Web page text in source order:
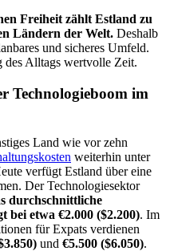
Freiheit zählt Estland zu
Ländern der Welt. Deshalb
und sicheres Umfeld.
des Alltags wertvolle Zeit.
Technologieboom im
Land wie vor zehn
weiterhin unter
verfügt Estland über eine
Der Technologiesektor
durchschnittliche
etwa €2.000 ($2.200). Im
für Expats verdienen
und €5.500 ($6.050).